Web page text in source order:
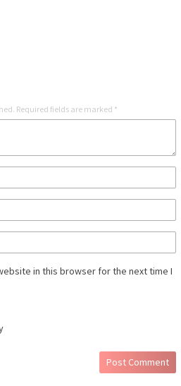
Required fields are marked *
in this browser for the next time I